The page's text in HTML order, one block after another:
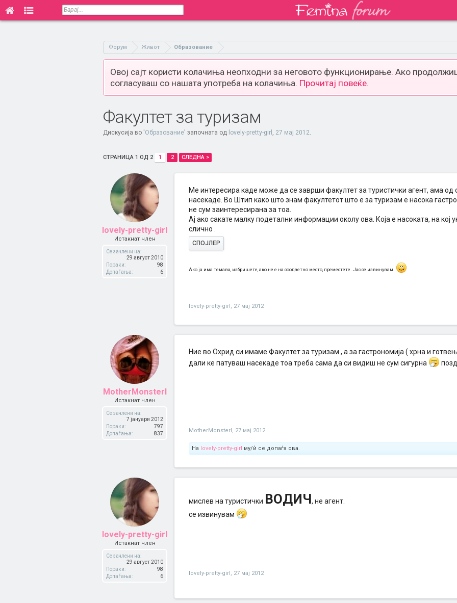
Форум Живот Образование
Овој сајт користи колачиња неопходни за неговото функционирање. Ако
согласуваш со нашата употреба на колачиња. Прочитај повеќе.
Факултет за туризам
Дискусија во 'Образование' започната од lovely-pretty-girl , 27 мај 2012.
СТРАНИЦА 1 ОД 2 1 2 СЛЕДНА >
lovely-pretty-girl
Истакнат член
Се зачлени на:
29 август 2010
Пораки:
98
Допаѓања:
6
Ме интересира каде може да се заврши факултет за туристички агент, ама од
насекаде. Во Штип како што знам факултетот што е за туризам е насока
не сум заинтересирана за тоа.
Ај ако сакате малку подетални информации околу ова. Која е насоката, на кој
слично .
СПОЈЛЕР
Ако ја има темава, избришете, ако не е на соодветно место, преместете . Јас се извинувам.
lovely-pretty-girl, 27 мај 2012
MotherMonsterI
Истакнат член
Се зачлени на:
7 јануари 2012
Пораки:
797
Допаѓања:
837
Ние во Охрид си имаме Факултет за туризам , а за гастрономија ( хрна и
дали ке патуваш насекаде тоа треба сама да си видиш не сум сигурна
MotherMonsterI, 27 мај 2012
На lovely-pretty-girl му/ѝ се допаѓа ова.
lovely-pretty-girl
Истакнат член
Се зачлени на:
29 август 2010
Пораки:
98
Допаѓања:
6
мислев на туристички ВОДИЧ, не агент.
се извинувам
lovely-pretty-girl, 27 мај 2012